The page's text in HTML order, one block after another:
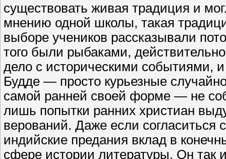
существовать живая традиция и
мнению одной школы, такая
выборе учеников рассказывали
того были рыбаками,
дело с историческими событиями,
Будде — просто курьезные
самой ранней своей форме — не
лишь попытки ранних христиан
верований. Даже если
индийские предания вклад в
сфере истории литературы. Он так